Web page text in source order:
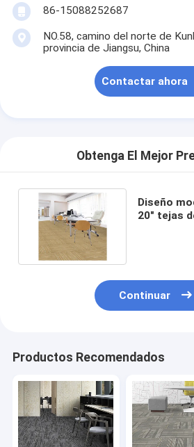
86-15088252687
NO.58, camino del norte de
provincia de Jiangsu, China
Contactar ahora
Obtenga El Mejor
Diseño
20" tejas
Continuar
Productos Recomendados